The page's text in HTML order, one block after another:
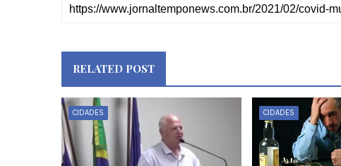
RELATED POST
CIDADES CIDADES